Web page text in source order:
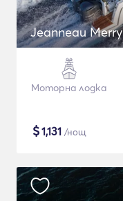
Jeanneau
Моторна лодка
$1,131 /нощ